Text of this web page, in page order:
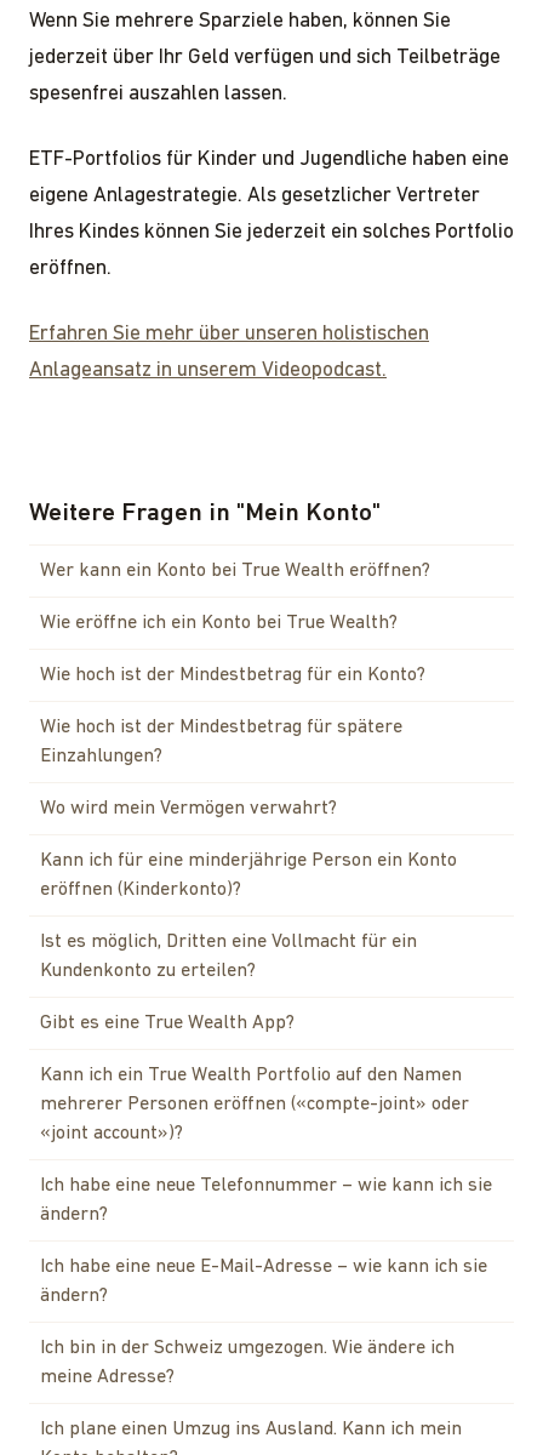
Wenn Sie mehrere Sparziele haben, können Sie
jederzeit über Ihr Geld verfügen und sich Teilbeträge
spesenfrei auszahlen lassen.
ETF-Portfolios für Kinder und Jugendliche haben eine
eigene Anlagestrategie. Als gesetzlicher Vertreter
Ihres Kindes können Sie jederzeit ein solches Portfolio
eröffnen.
Erfahren Sie mehr über unseren holistischen
Anlageansatz in unserem Videopodcast.
Weitere Fragen in " Mein Konto"
Wer kann ein Konto bei True Wealth eröffnen?
Wie eröffne ich ein Konto bei True Wealth?
Wie hoch ist der Mindestbetrag für ein Konto?
Wie hoch ist der Mindestbetrag für spätere
Einzahlungen?
Wo wird mein Vermögen verwahrt?
Kann ich für eine minderjährige Person ein Konto
eröffnen (Kinderkonto)?
Ist es möglich, Dritten eine Vollmacht für ein
Kundenkonto zu erteilen?
Gibt es eine True Wealth App?
Kann ich ein True Wealth Portfolio auf den Namen
mehrerer Personen eröffnen («compte-joint» oder
«joint account»)?
Ich habe eine neue Telefonnummer – wie kann ich sie
ändern?
Ich habe eine neue E-Mail-Adresse – wie kann ich sie
ändern?
Ich bin in der Schweiz umgezogen. Wie ändere ich
meine Adresse?
Ich plane einen Umzug ins Ausland. Kann ich mein